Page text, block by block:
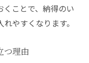
ことで、納得のい
やすくなります。
つ理由